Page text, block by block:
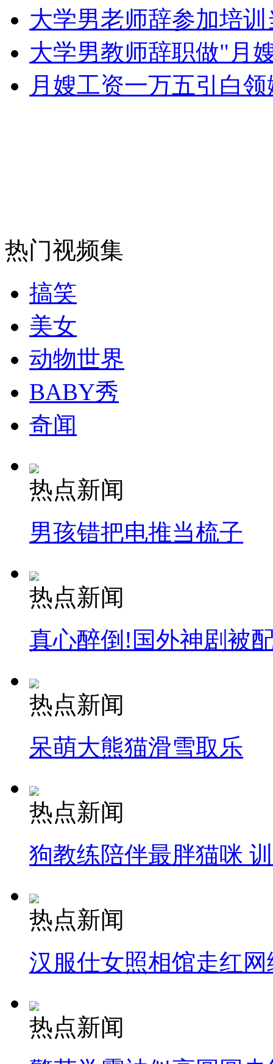
山西运城恶犬咬伤多人 警民合力深夜将其击毙
女孩北京地铁殴打老人 痛下狠手拳打脚踢
消防员救轻生者 花炮节热闹非凡
司机酒驾遇交警 急速倒车逃窜
大学男老师辞参加培训
大学男教师辞职做"月
月嫂工资一万五引白
热门视频集
搞笑
美女
动物世界
BABY秀
奇闻
热点新闻
男孩错把电推当梳子
热点新闻
真心醉倒!国外神剧被
热点新闻
呆萌大熊猫滑雪取乐
热点新闻
狗教练陪伴最胖猫咪
热点新闻
汉服仕女照相馆走红网
热点新闻